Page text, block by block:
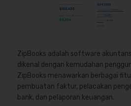
ZipBooks adalah software
dikenal dengan kemudahan
ZipBooks menawarkan berbagai
pembuatan faktur, pelacakan
bank, dan pelaporan keuangan.